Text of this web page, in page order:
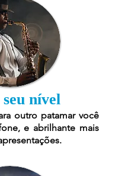
nível
outro patamar você
e abrilhante mais